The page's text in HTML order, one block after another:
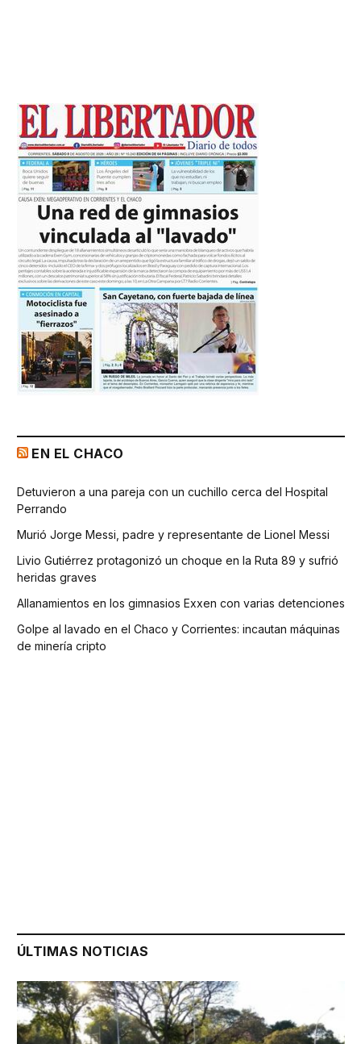
EN EL CHACO
Detuvieron a una pareja con un cuchillo cerca del Hospital
Perrando
Murió Jorge Messi, padre y representante de Lionel Messi
Livio Gutiérrez protagonizó un choque en la Ruta 89 y sufrió
heridas graves
Allanamientos en los gimnasios Exxen con varias detenciones
Golpe al lavado en el Chaco y Corrientes: incautan máquinas
de minería cripto
ÚLTIMAS NOTICIAS